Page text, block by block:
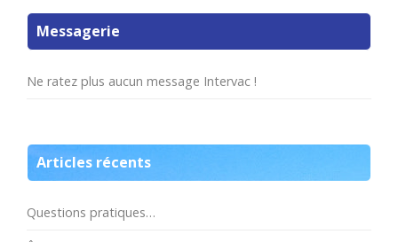
Messagerie
Ne ratez plus aucun message Intervac !
Articles récents
Questions pratiques…